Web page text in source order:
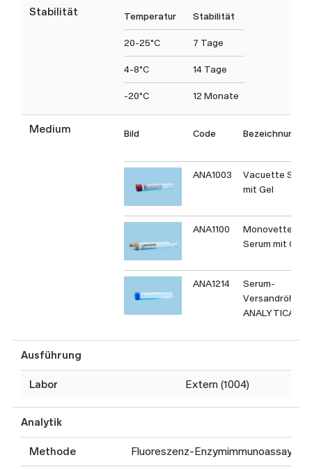
Stabilität Temperatur Stabilität
20-25°C 7 Tage
4-8°C 14 Tage
-20°C 12 Monate
Medium Bild Code Bezeichnung
ANA1003
Vacuette
mit Gel
ANA1100
Monovette
Serum mit Gel
ANA1214
Serum-
ANALYTICA
Ausführung
Labor Extern (1004)
Analytik
Methode Fluoreszenz-Enzymimmunoassay